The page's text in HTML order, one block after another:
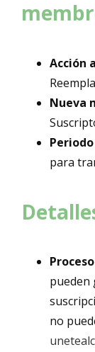
Acción
Nueva
para
pueden
no